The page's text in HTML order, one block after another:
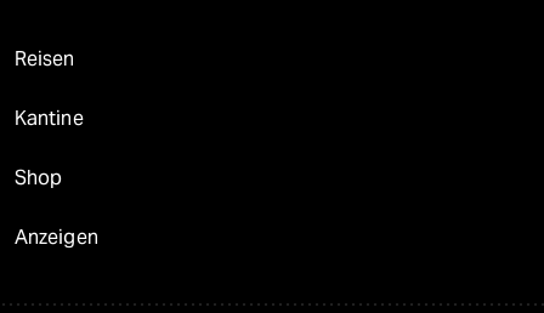
Reisen
Kantine
Shop
Anzeigen